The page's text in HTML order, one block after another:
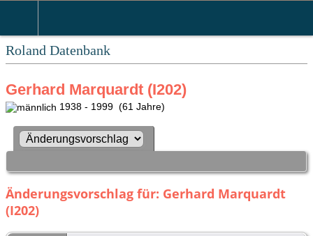
Roland Datenbank
Gerhard Marquardt (I202)
1938 - 1999 (61 Jahre)
Änderungsvorschlag für: Gerhard Marquardt
(I202)